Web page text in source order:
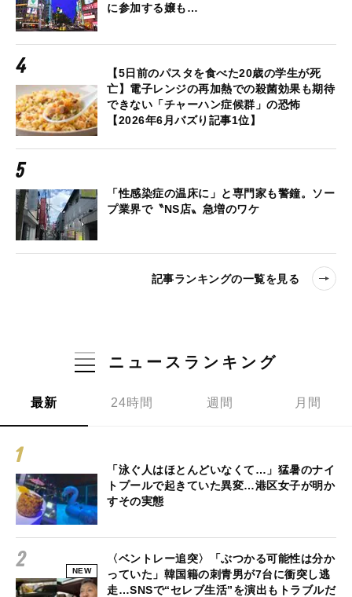
に参加する嬢も…
【5日前のパスタを食べた20歳の学生が死
亡】電子レンジの再加熱での殺菌効果も期待
できない「チャーハン症候群」の恐怖
【2026年6月バズり記事1位】
「性感染症の温床に」と専門家も警鐘。ソー
プ業界で〝NS店〟急増のワケ
記事ランキングの一覧を見る
ニュースランキング
最新 24時間 週間 月間
「泳ぐ人はほとんどいなくて…」猛暑のナイ
トプールで起きていた異変…港区女子が明か
すその実態
NEW
〈ベントレー追突〉「ぶつかる可能性は分か
っていた」韓国籍の刺青男が7台に衝突し逃
走…SNSで“セレブ生活”を演出もトラブルだ